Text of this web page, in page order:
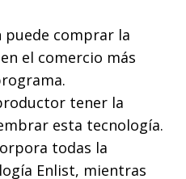
comprar la
el comercio más
tener la
esta tecnología.
todas la
Enlist, mientras